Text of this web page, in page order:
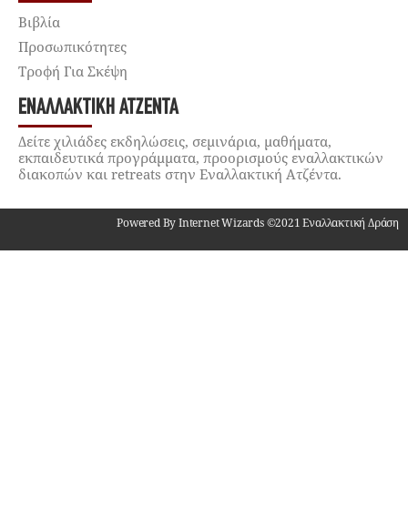
Βιβλία
Προσωπικότητες
Τροφή Για Σκέψη
ΕΝΑΛΛΑΚΤΙΚΉ ΑΤΖΈΝΤΑ
Δείτε χιλιάδες εκδηλώσεις, σεμινάρια, μαθήματα,
εκπαιδευτικά προγράμματα, προορισμούς εναλλακτικών
διακοπών και retreats στην Εναλλακτική Ατζέντα.
Powered By Internet Wizards ©2021 Εναλλακτική Δράση